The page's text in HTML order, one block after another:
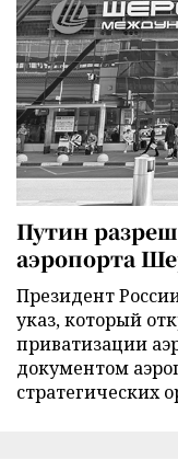
Путин
аэропорта
Президент
указ, который
приватизации
документом
стратегических